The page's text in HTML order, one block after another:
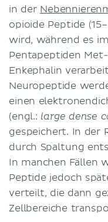
in der
opioide Peptide
wird, während es im
Pentapeptiden
Enkephalin
Neuropeptide
einen
(engl.: large dense
gespeichert. In der
durch Spaltung
In manchen Fällen
Peptide jedoch
verteilt, die dann
Zellbereiche